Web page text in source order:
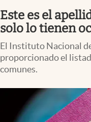
Este es el
solo lo tienen
El Instituto Nacional
proporcionado el
comunes.